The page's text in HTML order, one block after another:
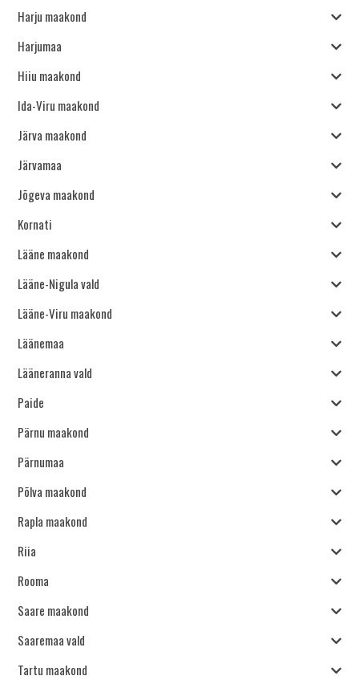
Harju maakond
Harjumaa
Hiiu maakond
Ida-Viru maakond
Järva maakond
Järvamaa
Jõgeva maakond
Kornati
Lääne maakond
Lääne-Nigula vald
Lääne-Viru maakond
Läänemaa
Lääneranna vald
Paide
Pärnu maakond
Pärnumaa
Põlva maakond
Rapla maakond
Riia
Rooma
Saare maakond
Saaremaa vald
Tartu maakond